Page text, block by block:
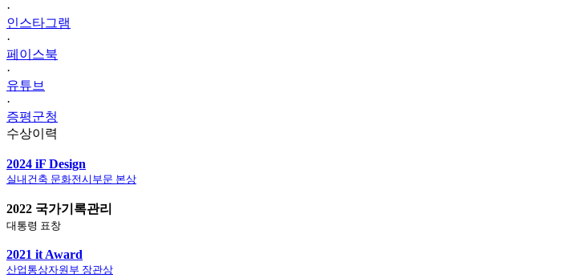
·
인스타그램
·
페이스북
·
유튜브
·
증평군청
수상이력
2024 iF Design
실내건축 문화전시부문 본상
2022 국가기록관리
대통령 표창
2021 it Award
산업통상자원부 장관상